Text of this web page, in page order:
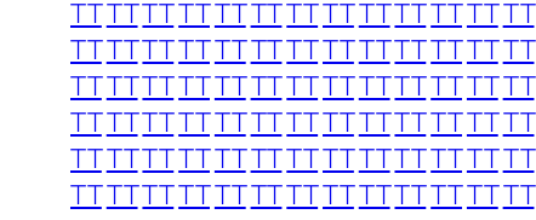
TTTTTTTTTTTTTTTTTTTTTTTTTT
TTTTTTTTTTTTTTTTTTTTTTTTTT
TTTTTTTTTTTTTTTTTTTTTTTTTT
TTTTTTTTTTTTTTTTTTTTTTTTTT
TTTTTTTTTTTTTTTTTTTTTTTTTT
TTTTTTTTTTTTTTTTTTTTTTTTTT